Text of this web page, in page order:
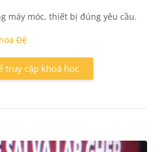
máy móc, thiết bị đúng yêu cầu.
Đệ
truy cập khoá học